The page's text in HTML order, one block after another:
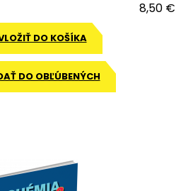
8,50 €
DO KOŠÍKA
DO OBĽÚBENÝCH